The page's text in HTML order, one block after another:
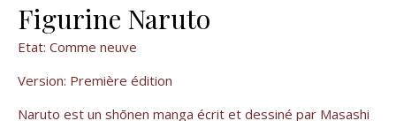
Figurine Naruto
Etat: Comme neuve
Version: Première édition
Naruto est un shōnen manga écrit et dessiné par Masashi